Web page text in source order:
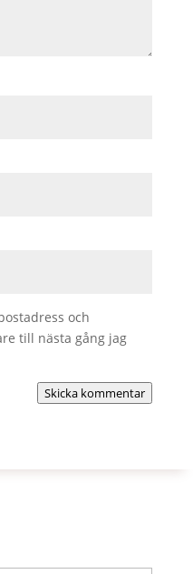
och
till nästa gång jag
Skicka kommentar